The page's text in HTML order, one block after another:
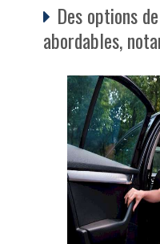
Des options
abordables,